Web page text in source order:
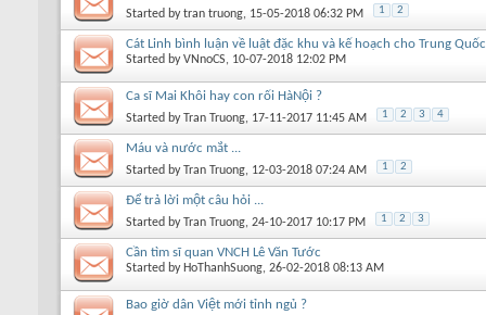
Started bytran truong, 15-05-2018 06:32 PM 1 2
Cát Linh bình luận về luật đặc khu và kế hoạch cho Trung
Started byVNnoCS, 10-07-2018 12:02 PM
Ca sĩ Mai Khôi hay con rối HàNội ?
Started byTran Truong, 17-11-2017 11:45 AM 1 2 3 4
Máu và nước mắt ...
Started byTran Truong, 12-03-2018 07:24 AM 1 2
Để trả lời một câu hỏi ...
Started byTran Truong, 24-10-2017 10:17 PM 1 2 3
Cần tìm sĩ quan VNCH Lê Văn Tước
Started by HoThanhSuong, 26-02-2018 08:13 AM
Bao giờ dân Việt mới tỉnh ngủ ?